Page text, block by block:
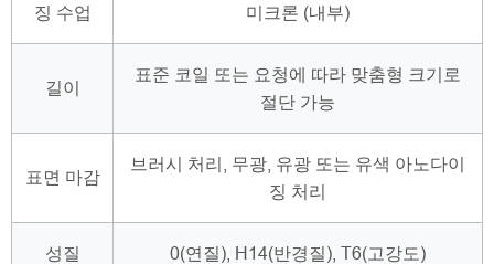
징 수업
미크론 (내부)
길이
표준 코일 또는 요청에 따라 맞춤형 크기로
절단 가능
표면 마감
브러시 처리, 무광, 유광 또는 유색 아노다이
징 처리
성질 0(연질), H14(반경질), T6(고강도)